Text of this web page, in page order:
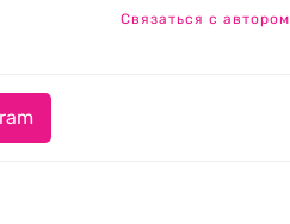
Связаться с автором